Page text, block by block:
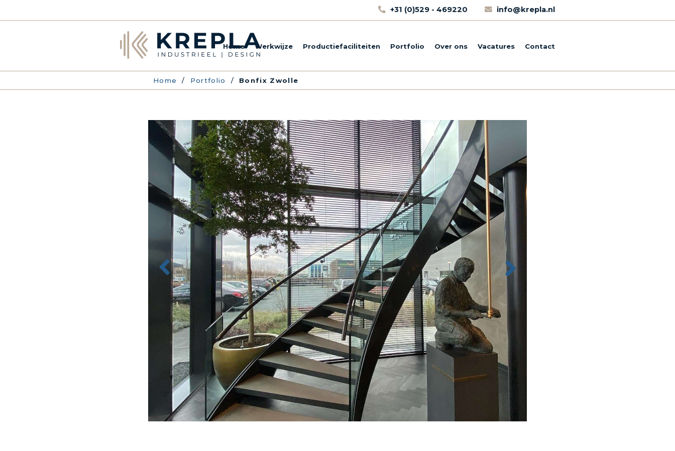
+31 (0)529 - 469220 info@krepla.nl
Home Werkwijze Productiefaciliteiten Portfolio Over ons Vacatures Contact
Home / Portfolio / Bonfix Zwolle